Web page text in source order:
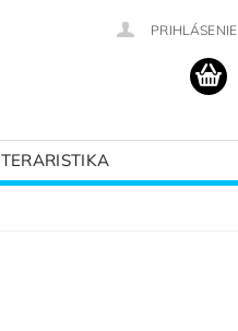
PRIHLÁSENIE
TERARISTIKA